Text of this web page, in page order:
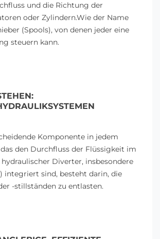
und die Richtung der
oder Zylindern.Wie der Name
(Spools), von denen jeder eine
steuern kann.
Komponente in jedem
den Durchfluss der Flüssigkeit im
Diverter, insbesondere
integriert sind, besteht darin, die
-stillständen zu entlasten.